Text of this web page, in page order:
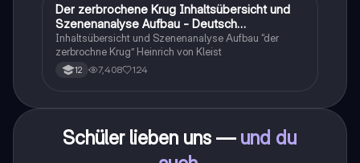
Deutsch
Der zerbrochene Krug Inhaltsübersicht und
Szenenanalyse Aufbau - Deutsch
Q1/Q2/Abitur
Inhaltsübersicht und Szenenanalyse Aufbau “der
zerbrochne Krug” Heinrich von Kleist
12 7,408 124
Schüler lieben uns — und du